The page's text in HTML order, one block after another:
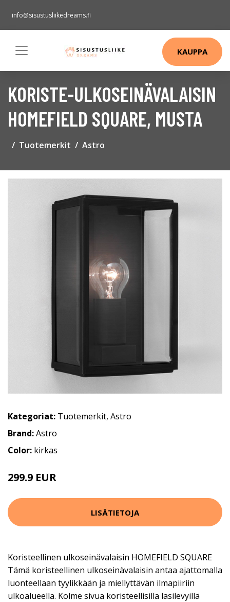
info@sisustusliikedreams.fi
KAUPPA
KORISTE-ULKOSEINÄVALAISIN
HOMEFIELD SQUARE, MUSTA
Tuotemerkit Astro
Kategoriat: Tuotemerkit, Astro
Brand:Astro
Color: kirkas
299.9 EUR
LISÄTIETOJA
Koristeellinen ulkoseinävalaisin HOMEFIELD SQUARE
Tämä koristeellinen ulkoseinävalaisin antaa ajattomalla
luonteellaan tyylikkään ja miellyttävän ilmapiiriin
ulkoalueella. Kolme sivua koristeellisilla lasilevyillä